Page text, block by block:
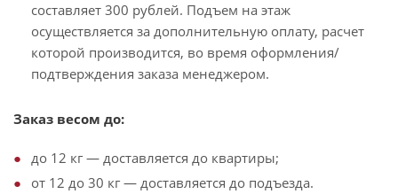
составляет 300 рублей. Подъем на этаж
осуществляется за дополнительную оплату, расчет
которой производится, во время оформления/
подтверждения заказа менеджером.
Заказ весом до:
до 12 кг — доставляется до квартиры;
от 12 до 30 кг — доставляется до подъезда.